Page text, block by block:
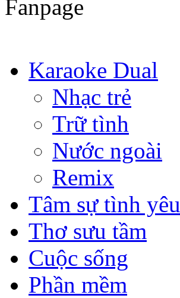
Fanpage
Karaoke Dual
Nhạc trẻ
Trữ tình
Nước ngoài
Remix
Tâm sự tình yêu
Thơ sưu tầm
Cuộc sống
Phần mềm